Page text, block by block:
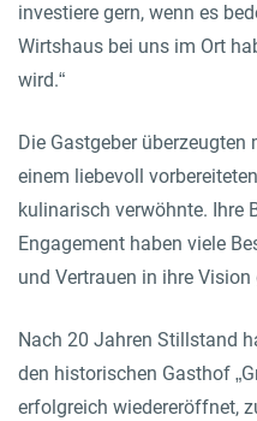
investiere gern, wenn es
Wirtshaus bei uns im Ort
wird.“
Die Gastgeber
einem liebevoll
kulinarisch verwöhnte. Ihre
Engagement haben viele
und Vertrauen in ihre
Nach 20 Jahren Stillstand
den historischen Gasthof
erfolgreich wiedereröffnet,